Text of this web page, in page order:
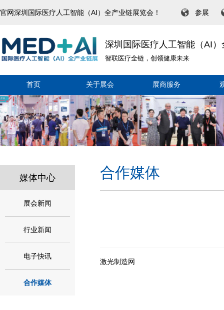
官网深圳国际医疗人工智能（AI）全产业链展览会！ 参展
深圳国际医疗人工智能（AI
智联医疗全链，创领健康未来
首页 关于展会 展商服务
媒体中心
展会新闻
行业新闻
电子快讯
合作媒体
合作媒体
激光制造网